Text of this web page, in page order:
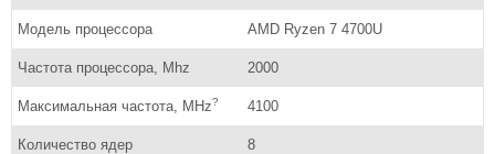
Модель процессора AMD Ryzen 7 4700U
Частота процессора, Mhz 2000
Максимальная частота, MHz? 4100
Количество ядер 8